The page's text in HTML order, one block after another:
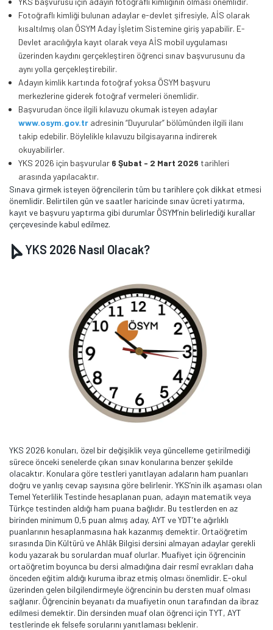
Fotoğraflı kimliği bulunan adaylar e-devlet şifresiyle, AİS olarak
kısaltılmış olan ÖSYM Aday İşletim Sistemine giriş yapabilir. E-
Devlet aracılığıyla kayıt olarak veya AİS mobil uygulaması
üzerinden kaydını gerçekleştiren öğrenci sınav başvurusunu da
aynı yolla gerçekleştirebilir.
Adayın kimlik kartında fotoğraf yoksa ÖSYM başvuru
merkezlerine giderek fotoğraf vermeleri önemlidir.
Başvurudan önce ilgili kılavuzu okumak isteyen adaylar
www.osym.gov.tr adresinin “Duyurular” bölümünden ilgili ilanı
takip edebilir. Böylelikle kılavuzu bilgisayarına indirerek
okuyabilirler.
YKS 2026 için başvurular 6 Şubat - 2 Mart 2026 tarihleri
arasında yapılacaktır.
Sınava girmek isteyen öğrencilerin tüm bu tarihlere çok dikkat etmesi
önemlidir. Belirtilen gün ve saatler haricinde sınav ücreti yatırma,
kayıt ve başvuru yaptırma gibi durumlar ÖSYM’nin belirlediği kurallar
çerçevesinde kabul edilmez.
YKS 2026 Nasıl Olacak?
YKS 2026 konuları, özel bir değişiklik veya güncelleme getirilmediği
sürece önceki senelerde çıkan sınav konularına benzer şekilde
olacaktır. Konulara göre testleri yanıtlayan adaların ham puanları
doğru ve yanlış cevap sayısına göre belirlenir. YKS’nin ilk aşaması olan
Temel Yeterlilik Testinde hesaplanan puan, adayın matematik veya
Türkçe testinden aldığı ham puana bağlıdır. Bu testlerden en az
birinden minimum 0,5 puan almış aday, AYT ve YDT’te ağırlıklı
puanlarının hesaplanmasına hak kazanmış demektir. Ortaöğretim
sırasında Din Kültürü ve Ahlâk Bilgisi dersini almayan adaylar gerekli
kodu yazarak bu sorulardan muaf olurlar. Muafiyet için öğrencinin
ortaöğretim boyunca bu dersi almadığına dair resmî evrakları daha
önceden eğitim aldığı kuruma ibraz etmiş olması önemlidir. E-okul
üzerinden gelen bilgilendirmeyle öğrencinin bu dersten muaf olması
sağlanır. Öğrencinin beyanatı da muafiyetin onun tarafından da ibraz
edilmesi demektir. Din dersinden muaf olan öğrenci için TYT, AYT
testlerinde ek felsefe sorularını yanıtlaması beklenir.